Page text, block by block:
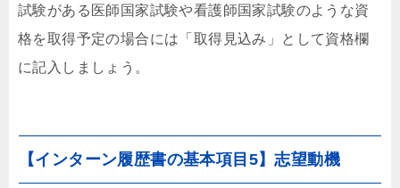
試験がある医師国家試験や看護師国家試験のような資
格を取得予定の場合には「取得見込み」として資格欄
に記入しましょう。
【インターン履歴書の基本項目5】志望動機